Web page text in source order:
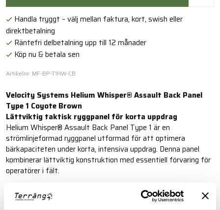
Handla tryggt – välj mellan faktura, kort, swish eller
direktbetalning
Räntefri delbetalning upp till 12 månader
Köp nu & betala sen
Artikelnr: MF-BP-T1HW-CB
Velocity Systems Helium Whisper® Assault Back Panel
Type 1 Coyote Brown
Lättviktig taktisk ryggpanel för korta uppdrag
Helium Whisper® Assault Back Panel Type 1 är en
strömlinjeformad ryggpanel utformad för att optimera
bärkapaciteten under korta, intensiva uppdrag. Denna panel
kombinerar lättviktig konstruktion med essentiell förvaring för
operatörer i fält.
Läs mer